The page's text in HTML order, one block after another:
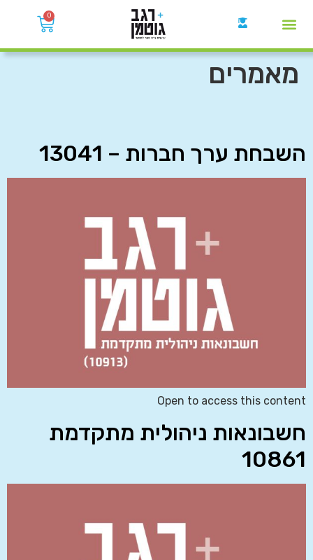
0
מאמרים
השבחת ערך חברות – 13041
Open to access this content
חשבונאות ניהולית מתקדמת
10861